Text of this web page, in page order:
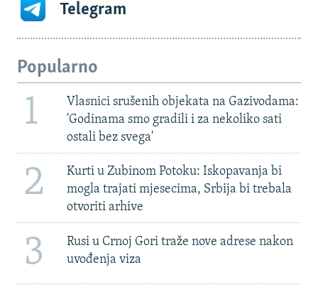
Telegram
Popularno
1
Vlasnici srušenih objekata na Gazivodama:
'Godinama smo gradili i za nekoliko sati
ostali bez svega'
2
Kurti u Zubinom Potoku: Iskopavanja bi
mogla trajati mjesecima, Srbija bi trebala
otvoriti arhive
3
Rusi u Crnoj Gori traže nove adrese nakon
uvođenja viza